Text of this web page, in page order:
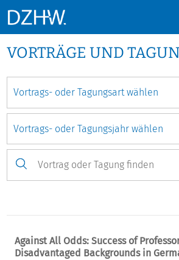
VORTRÄGE UND
Against All Odds: Success of
Disadvantaged Backgrounds in